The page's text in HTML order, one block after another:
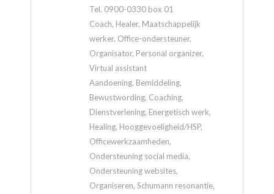
Tel. 0900-0330 box 01
Coach, Healer, Maatschappelijk
werker, Office-ondersteuner,
Organisator, Personal organizer,
Virtual assistant
Aandoening, Bemiddeling,
Bewustwording, Coaching,
Dienstverlening, Energetisch werk,
Healing, Hooggevoeligheid/HSP,
Officewerkzaamheden,
Ondersteuning social media,
Ondersteuning websites,
Organiseren, Schumann resonantie,